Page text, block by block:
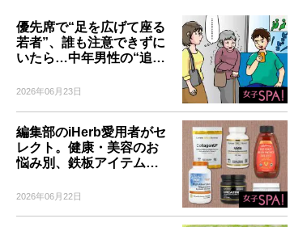
優先席で“足を広げて座る
若者”、誰も注意できずに
いたら…中年男性の“追…
2026年06月23日
編集部のiHerb愛用者がセ
レクト。健康・美容のお
悩み別、鉄板アイテム…
2026年06月22日